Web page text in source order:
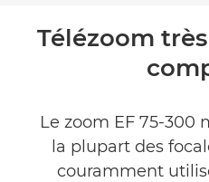
Présentation
Télézoom
Le zoom EF 75-300
la plupart des
couramment